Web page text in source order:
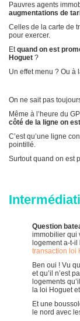
Pauvres agents
augmentations de
Celles de la carte de
pour exercer.
Etquand on est
Hoguet ?
Un effet menu ? Ou à
On ne sait pas
Même à l’heure du
côté de la ligne on
C’est qu’une ligne
pointillé.
Surtout quand on est
Question
immobilier qui
logement a-t-il
transaction loi
Ben oui ! Vu
et qu’il n’est
logements
la loi Hoguet
Et une
le nord avec